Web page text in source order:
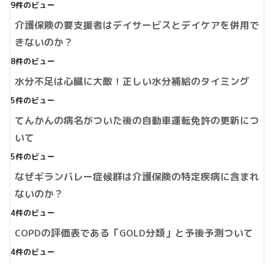
9件のビュー
介護保険の要支援者はデイサービスとデイケアを併用で
きないのか？
8件のビュー
水分不足は心臓に大敵！正しい水分補給のタイミング
5件のビュー
てんかんの病名がついた後の自動車運転免許の更新につ
いて
5件のビュー
なぜギランバレー症候群は介護保険の特定疾病に含まれ
ないのか？
4件のビュー
COPDの評価表である「GOLD分類」と予後予測ついて
4件のビュー